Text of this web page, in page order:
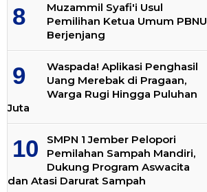
Muzammil Syafi'i Usul
Pemilihan Ketua Umum PBNU
Berjenjang
Waspada! Aplikasi Penghasil
Uang Merebak di Pragaan,
Warga Rugi Hingga Puluhan
Juta
SMPN 1 Jember Pelopori
Pemilahan Sampah Mandiri,
Dukung Program Aswacita
dan Atasi Darurat Sampah